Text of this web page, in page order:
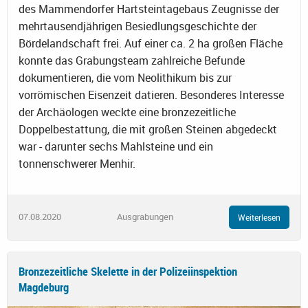
des Mammendorfer Hartsteintagebaus Zeugnisse der
mehrtausendjährigen Besiedlungsgeschichte der
Bördelandschaft frei. Auf einer ca. 2 ha großen Fläche
konnte das Grabungsteam zahlreiche Befunde
dokumentieren, die vom Neolithikum bis zur
vorrömischen Eisenzeit datieren. Besonderes Interesse
der Archäologen weckte eine bronzezeitliche
Doppelbestattung, die mit großen Steinen abgedeckt
war - darunter sechs Mahlsteine und ein
tonnenschwerer Menhir.
07.08.2020 Ausgrabungen Weiterlesen
Bronzezeitliche Skelette in der Polizeiinspektion
Magdeburg